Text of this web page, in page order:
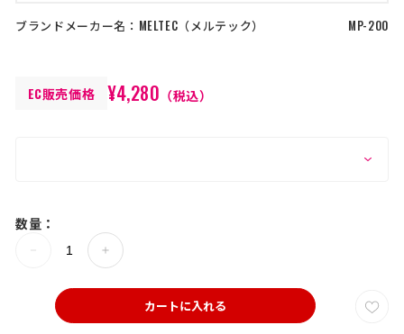
ブランドメーカー名： MELTEC メルテック MP-200
EC販売価格 ¥4,280 （税込）
数量：
カートに入れる